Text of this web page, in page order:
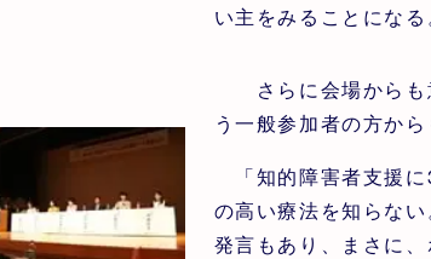
い主をみることにな
さらに会場からも
う一般参加者の方か
「知的障害者支援に
の高い療法を知らな
発言もあり、まさに